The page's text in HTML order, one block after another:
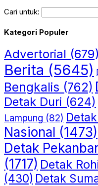
Cari untuk:
Kategori Populer
Advertorial (679)
Berita (5645)
Bengkalis (762)
Detak Duri (624)
Lampung (82)
Nasional (1473)
Detak
(1717) Detak
(430) Detak